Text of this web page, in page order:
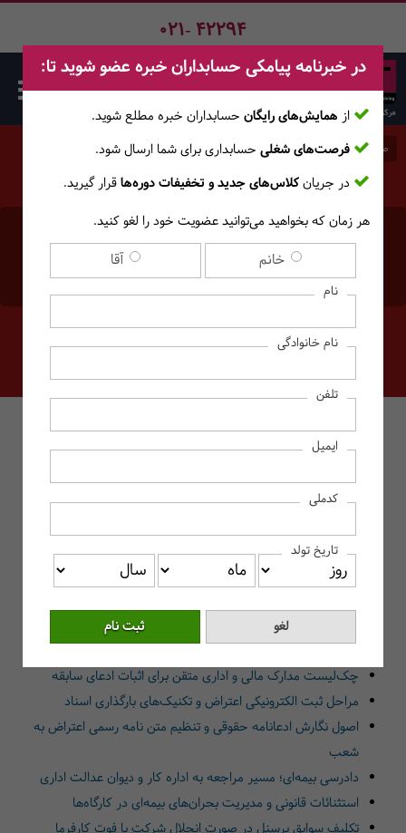
021- 42294
راهنمای جامع اعتراض به
سوابق بیمه
صفحه اصلی وبلاگ
راهنمای جامع اعتراض به سوابق بیمه
کسری کارکرد؛ خطای محاسباتی در سیستم‌های حقوق و دستمزد
سخت
اصلاح مغایرت سوابق در دوران دریافت بیمه بیکاری
وظایف حسابدار در استخراج و تحلیل سوابق بیمه‌ای
چک‌لیست مدارک مالی و اداری متقن برای اثبات ادعای سابقه
مراحل ثبت الکترونیکی اعتراض و تکنیک‌های بارگذاری اسناد
اصول نگارش ادعانامه حقوقی و تنظیم متن نامه رسمی اعتراض به
شعب
دادرسی بیمه‌ای؛ مسیر مراجعه به اداره کار و دیوان عدالت اداری
استثنائات قانونی و مدیریت بحران‌های بیمه‌ای در کارگاه‌ها
در خبرنامه پیامکی حسابداران خبره عضو شوید تا:
از همایش‌های رایگان حسابداران خبره مطلع ‎شوید.
فرصت‌های شغلی حسابداری برای شما ارسال شود.
در جریانکلاس‌های جدید و تخفیفات دوره‌هاقرار گیرید.
هر زمان که بخواهید می‌توانید عضویت خود را لغو کنید.
خانم آقا
نام
نام خانوادگی
تلفن
ایمیل
کدملی
تاریخ تولد